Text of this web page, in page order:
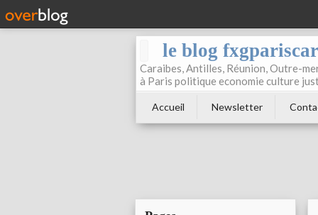
le blog
Caraibes, Antilles, Réunion, Outre-
à Paris politique economie culture
Accueil Newsletter